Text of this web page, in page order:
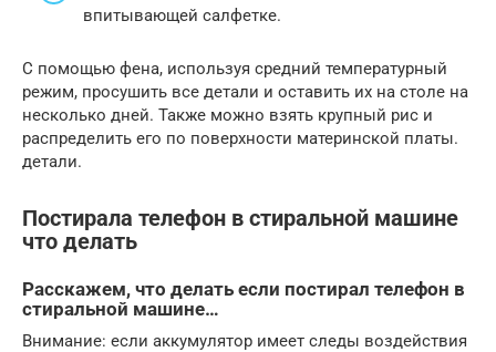
впитывающей салфетке.
С помощью фена, используя средний температурный
режим, просушить все детали и оставить их на столе на
несколько дней. Также можно взять крупный рис и
распределить его по поверхности материнской платы.
детали.
Постирала телефон в стиральной машине
что делать
Расскажем, что делать если постирал телефон в
стиральной машине…
Внимание: если аккумулятор имеет следы воздействия